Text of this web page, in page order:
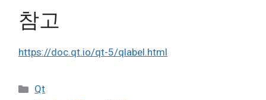
참고
https://doc.qt.io/qt-5/qlabel.html
Categories
Qt